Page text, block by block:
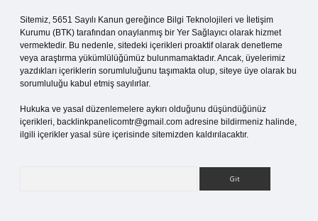
Sitemiz, 5651 Sayılı Kanun gereğince Bilgi Teknolojileri ve İletişim
Kurumu (BTK) tarafından onaylanmış bir Yer Sağlayıcı olarak hizmet
vermektedir. Bu nedenle, sitedeki içerikleri proaktif olarak denetleme
veya araştırma yükümlülüğümüz bulunmamaktadır. Ancak, üyelerimiz
yazdıkları içeriklerin sorumluluğunu taşımakta olup, siteye üye olarak bu
sorumluluğu kabul etmiş sayılırlar.
Hukuka ve yasal düzenlemelere aykırı olduğunu düşündüğünüz
içerikleri, backlinkpanelicomtr@gmail.com adresine bildirmeniz halinde,
ilgili içerikler yasal süre içerisinde sitemizden kaldırılacaktır.